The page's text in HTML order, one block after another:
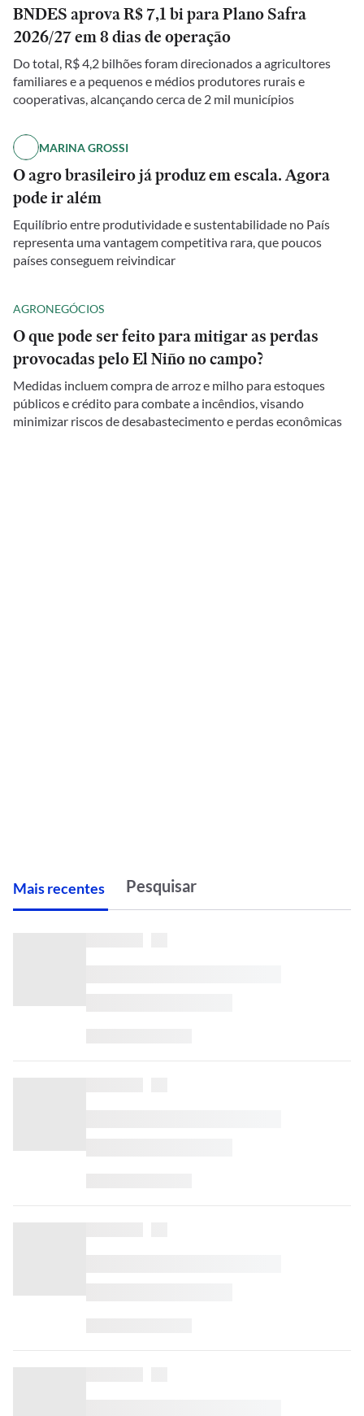
BNDES aprova R$ 7,1 bi para Plano Safra
2026/27 em 8 dias de operação
Do total, R$ 4,2 bilhões foram direcionados a agricultores
familiares e a pequenos e médios produtores rurais e
cooperativas, alcançando cerca de 2 mil municípios
MARINA GROSSI
O agro brasileiro já produz em escala. Agora
pode ir além
Equilíbrio entre produtividade e sustentabilidade no País
representa uma vantagem competitiva rara, que poucos
países conseguem reivindicar
AGRONEGÓCIOS
O que pode ser feito para mitigar as perdas
provocadas pelo El Niño no campo?
Medidas incluem compra de arroz e milho para estoques
públicos e crédito para combate a incêndios, visando
minimizar riscos de desabastecimento e perdas econômicas
Mais recentes